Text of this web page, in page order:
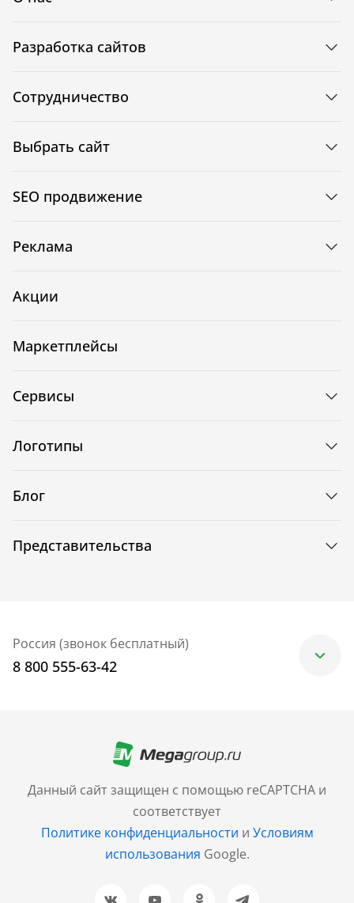
Данный сайт защищен с помощью reCAPTCHA и
соответствует
Политике конфиденциальности и Условиям
использования Google.
Разработка сайтов
Сотрудничество
Выбрать сайт
SEO продвижение
Реклама
Акции
Маркетплейсы
Сервисы
Логотипы
Блог
Представительства
Россия (звонок бесплатный)
8 800 555-63-42
+7 (499) 705-30-10
Санкт-Петербург
+7 (812) 600-77-33
Барнаул
+7 (961) 999-93-93